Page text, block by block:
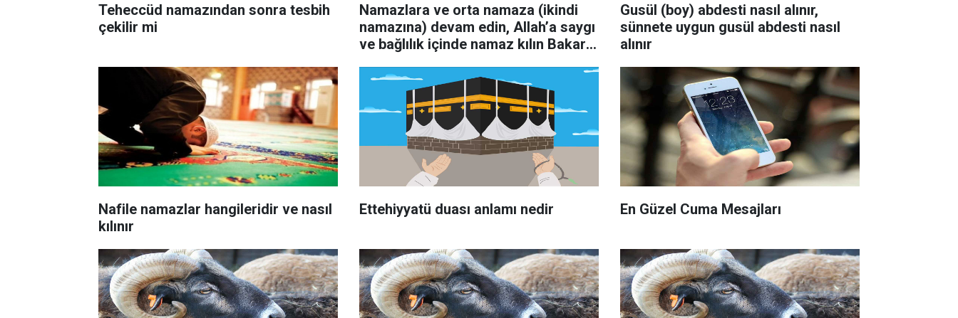
Teheccüd namazından sonra tesbih
çekilir mi
Namazlara ve orta namaza (ikindi
namazına) devam edin, Allah’a saygı
ve bağlılık içinde namaz kılın Bakara
Gusül (boy) abdesti nasıl alınır,
sünnete uygun gusül abdesti nasıl
alınır
Nafile namazlar hangileridir ve nasıl
kılınır
Ettehiyyatü duası anlamı nedir En Güzel Cuma Mesajları